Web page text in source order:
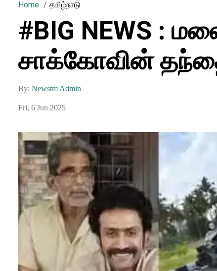
Home தமிழ்நாடு
#BIG NEWS :
சாக்கோவின் தந்தை
By: Newstm Admin
Fri, 6 Jun 2025